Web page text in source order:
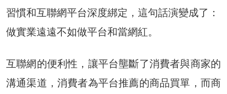
習慣和互聯網平台深度綁定，這句話演變成了：
做實業遠遠不如做平台和當網紅。
互聯網的便利性，讓平台壟斷了消費者與商家的
溝通渠道，消費者為平台推薦的商品買單，而商